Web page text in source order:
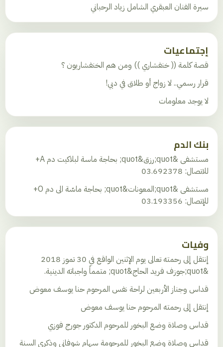
سيرة الفنان العبقري الشامل زياد الرحباني
إجتماعيات
قصة كلمة (( خنفشاري )) ومن هم الخنفشاريون ؟
قرار رسمي.. لا زواج أو طلاق في دبي!
لا يوجد معلومات
بنك الدم
مستشفى &quot;رزق&quot; بحاجة ماسة لبلاكيت دم A+
للاتصال: 03.692378
مستشفى &quot;المعونات&quot; بحاجة ماسّة الى دم O+
للإتصال: 03.193356
وفيات
إنتقل إلى رحمته تعالى يوم الإثنين الواقع في 30 تموز 2018
&quot;جوزف فريد الحاج&quot; متمماً واجباته الدينية.
قداس وجناز الأربعين لراحة نفس المرحوم حنا يوسف معوض
إنتقل إلى رحمته المرحوم حنا يوسف معوض
قداس وصلاة وضع البخور للمرحوم الدكتور جورج فوزي
قداس وصلاة وضع البخور للمرحومة سهام شوفاني وذكرى السنة